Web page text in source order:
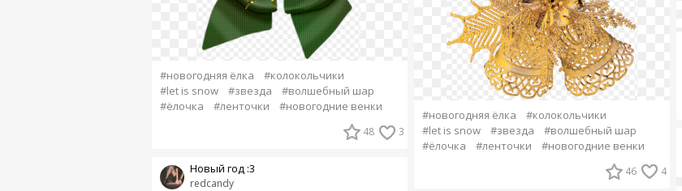
#новогодняя ёлка
#колокольчики
#let is snow
#звезда
#волшебный шар
#ёлочка
#ленточки #новогодние венки
48 3
redcandy
Новый год :3
#новогодняя ёлка
#колокольчики
#let is snow
#звезда
#волшебный шар
#ёлочка
#ленточки #новогодние венки
46 4